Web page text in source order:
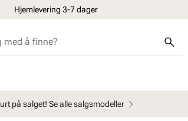
Hjemlevering 3-7 dager
på salget! Se alle salgsmodeller